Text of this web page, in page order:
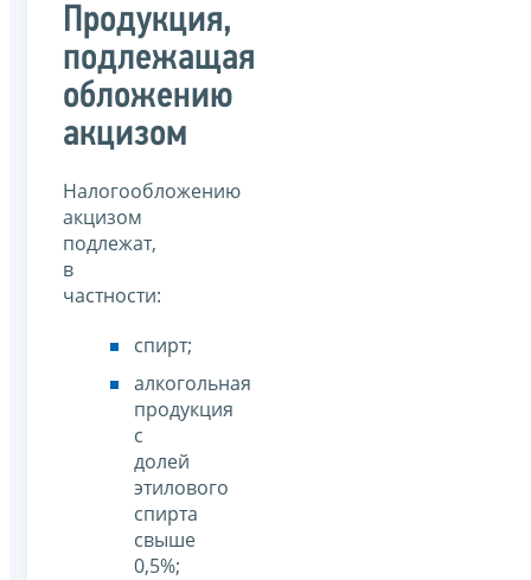
Продукция,
подлежащая
обложению
акцизом
Налогообложению
акцизом
подлежат,
в
частности:
спирт;
алкогольная
продукция
с
долей
этилового
спирта
свыше
0,5%;